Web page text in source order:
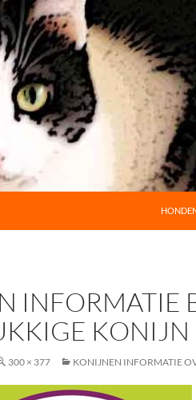
INFORMATIE
KONIJN
300 × 377 KONIJNEN INFORMATIE